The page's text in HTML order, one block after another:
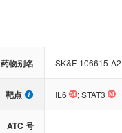
药物别名 SK&F-106615-
靶点 IL6 ;STAT3
ATC 号